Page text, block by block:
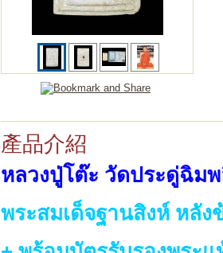
產品介紹
หลวงปู่โต๊ะ วัดประดู่ฉิมพ
พระสมเด็จฐานสิงห์ หลัง